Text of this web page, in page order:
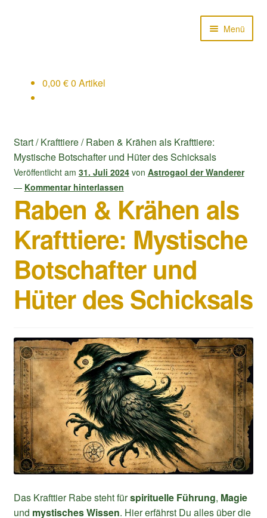
Menü
Startseite
Druidische Rituale
Druidenstäbe
Almanach
Kasse
Mein Konto
0,00 €0 Artikel
Start/Krafttiere/Raben & Krähen als Krafttiere:
Mystische Botschafter und Hüter des Schicksals
Veröffentlicht am 31. Juli 2024 von Astrogaol der Wanderer
— Kommentar hinterlassen
Raben & Krähen als
Krafttiere: Mystische
Botschafter und
Hüter des Schicksals
Das Krafttier Rabe steht fürspirituelle Führung, Magie
und mystisches Wissen. Hier erfährst Du alles über die